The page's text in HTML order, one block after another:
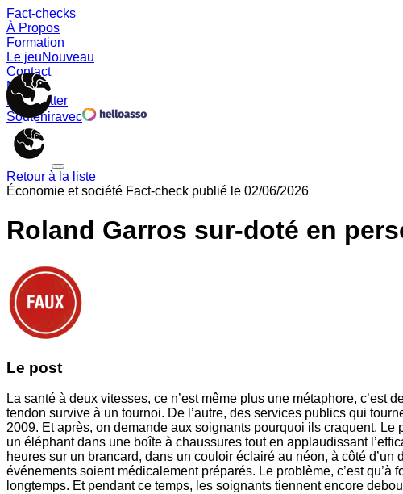
Fact-checks
À Propos
Formation
Le jeuNouveau
Contact
Memes
Newsletter
Souteniravec
Retour à la liste
Économie et société Fact-check publié le 02/06/2026
Roland Garros sur-doté en
Le post
La santé à deux vitesses, ce n’est même plus une métaphore,
tendon survive à un tournoi. De l’autre, des services publics qui
2009. Et après, on demande aux soignants pourquoi ils craquent.
un éléphant dans une boîte à chaussures tout en applaudissant
heures sur un brancard, dans un couloir éclairé au néon, à côté
événements soient médicalement préparés. Le problème, c’est
longtemps. Et pendant ce temps, les soignants tiennent encore